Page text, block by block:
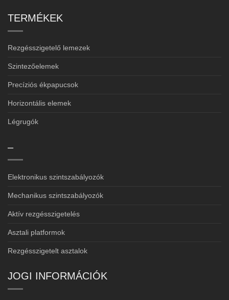
TERMÉKEK
Rezgésszigetelő lemezek
Szintezőelemek
Precíziós ékpapucsok
Horizontális elemek
Légrugók
–
Elektronikus szintszabályozók
Mechanikus szintszabályozók
Aktív rezgésszigetelés
Asztali platformok
Rezgésszigetelt asztalok
JOGI INFORMÁCIÓK